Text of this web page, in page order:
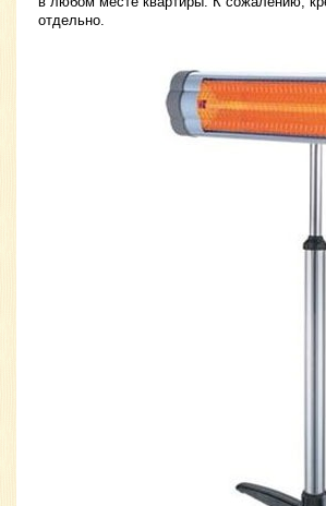
отдельно.